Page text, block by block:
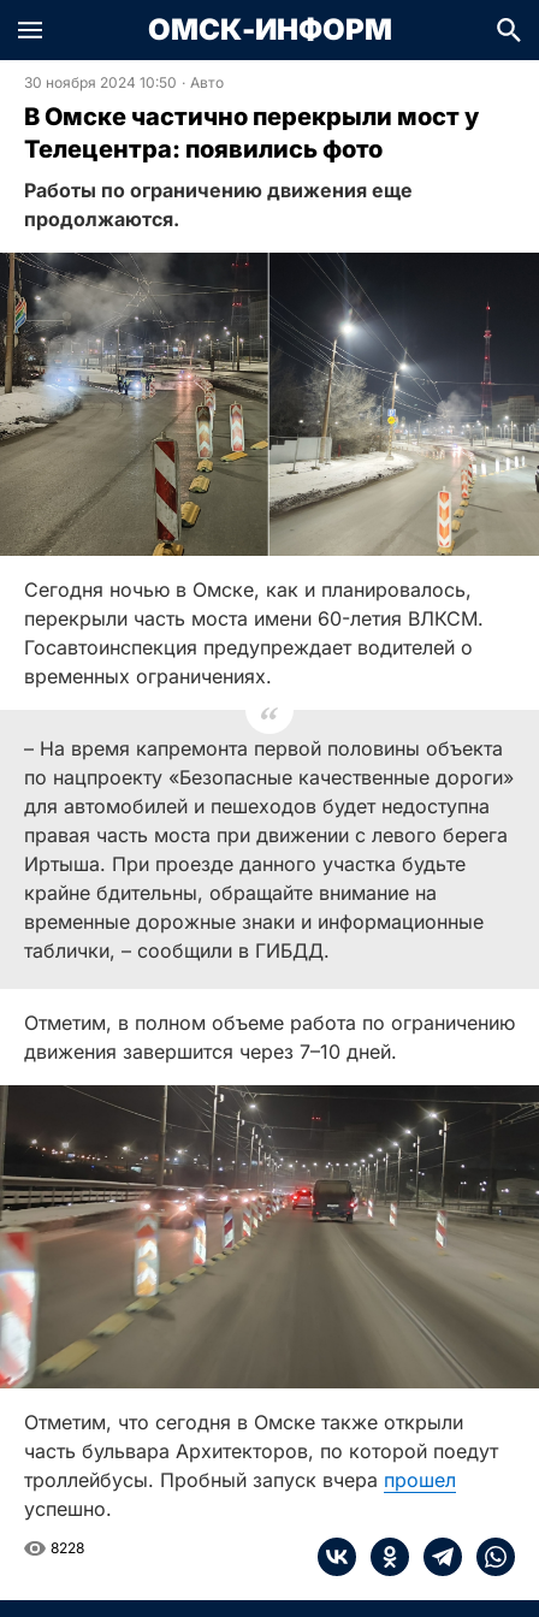
ОМСК-ИНФОРМ
30 ноября 2024 10:50 · Авто
В Омске частично перекрыли мост у
Телецентра: появились фото
Работы по ограничению движения еще
продолжаются.
Сегодня ночью в Омске, как и планировалось,
перекрыли часть моста имени 60-летия ВЛКСМ.
Госавтоинспекция предупреждает водителей о
временных ограничениях.
– На время капремонта первой половины объекта
по нацпроекту «Безопасные качественные дороги»
для автомобилей и пешеходов будет недоступна
правая часть моста при движении с левого берега
Иртыша. При проезде данного участка будьте
крайне бдительны, обращайте внимание на
временные дорожные знаки и информационные
таблички, – сообщили в ГИБДД.
Отметим, в полном объеме работа по ограничению
движения завершится через 7–10 дней.
Отметим, что сегодня в Омске также открыли
часть бульвара Архитекторов, по которой поедут
троллейбусы. Пробный запуск вчера прошел
успешно.
8228